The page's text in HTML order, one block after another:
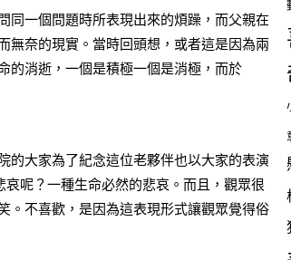
同一個問題時所表現出來的煩躁，而父親在
無奈的現實。當時回頭想，或者這是因為兩
的消逝，一個是積極一個是消極，而於
的大家為了紀念這位老夥伴也以大家的表演
呢？一種生命必然的悲哀。而且，觀眾很
。不喜歡，是因為這表現形式讓觀眾覺得俗